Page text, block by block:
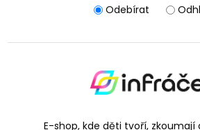
Odebírat
E-shop, kde děti tvoří, zkoumají